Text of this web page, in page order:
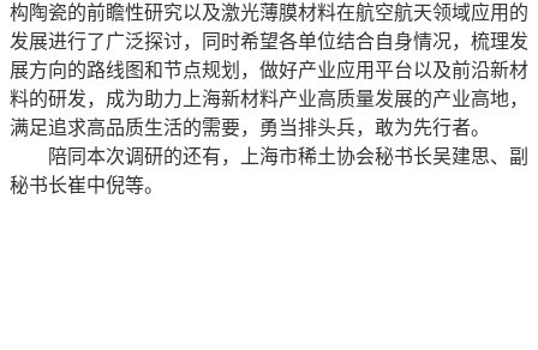
构陶瓷的前瞻性研究以及激光薄膜材料在航空航天领域应用的
发展进行了广泛探讨，同时希望各单位结合自身情况，梳理发
展方向的路线图和节点规划，做好产业应用平台以及前沿新材
料的研发，成为助力上海新材料产业高质量发展的产业高地，
满足追求高品质生活的需要，勇当排头兵，敢为先行者。
陪同本次调研的还有，上海市稀土协会秘书长吴建思、副
秘书长崔中倪等。